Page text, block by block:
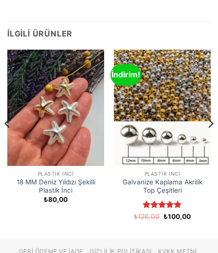
İLGILI ÜRÜNLER
PLASTIK İNCI
18 MM Deniz Yıldızı Şekilli
Plastik İnci
₺80,00
İndirim!
PLASTIK İNCI
Galvanize Kaplama Akrilik
Top Çeşitleri
5 üzerinden
₺120,00 Orijinal
fiyat:
₺100,00Şu
GERI ÖDEME VE İADE GIZLILIK POLITIKASI KVKK METNI